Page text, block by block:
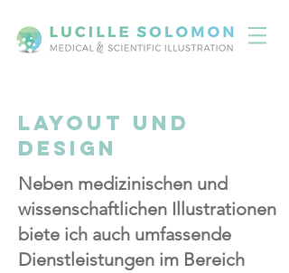
Layout und
Design
Neben medizinischen und
wissenschaftlichen Illustrationen
biete ich auch umfassende
Dienstleistungen im Bereich